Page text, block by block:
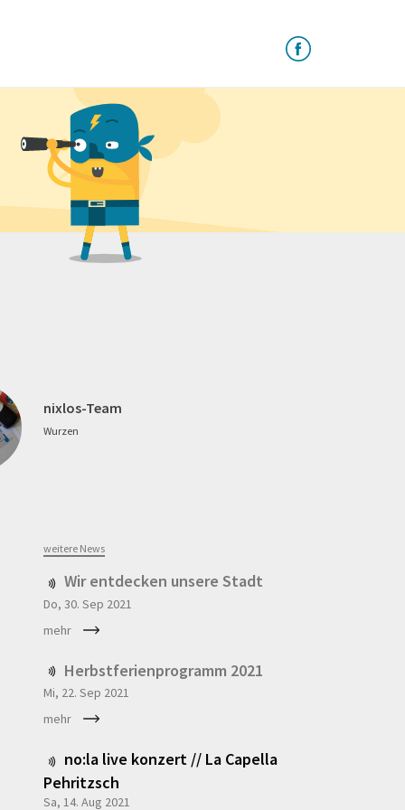
nixlos-Team
Wurzen
weitere News
Wir entdecken unsere Stadt
Do, 30. Sep 2021
mehr
Herbstferienprogramm 2021
Mi, 22. Sep 2021
mehr
no:la live konzert // La Capella
Pehritzsch
Sa, 14. Aug 2021